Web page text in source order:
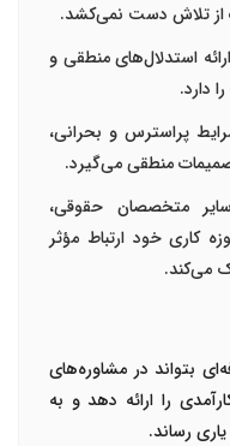
تلاش دست نمی‌کشد.
استدلال‌های منطقی و
دارد.
پراسترس و بحرانی،
منطقی می‌گیرد.
متخصصان حقوقی،
کاری خود ارتباط مؤثر
می‌کند.
بتواند در مشاوره‌های
را ارائه دهد و به
رساند.